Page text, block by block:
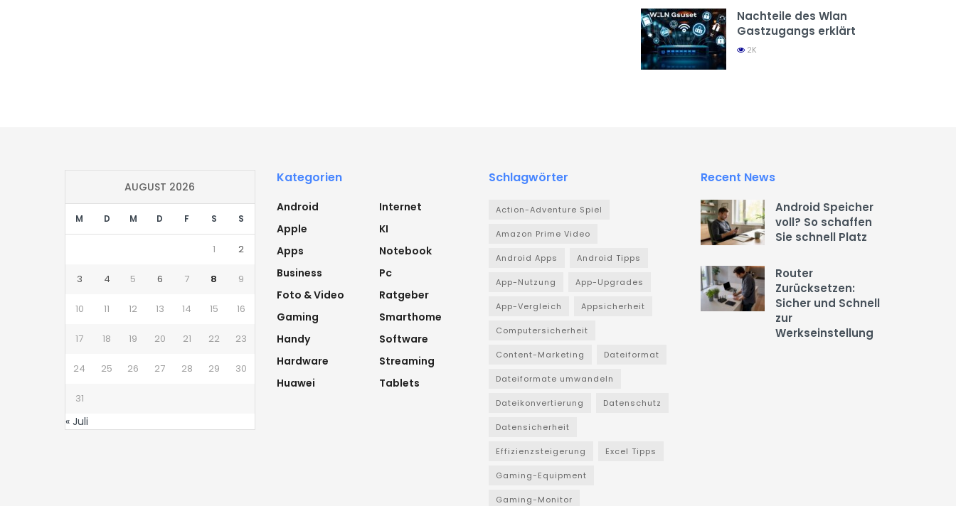
Nachteile des Wlan
Gastzugangs erklärt
2K
AUGUST 2026
M D M D F S S
1 2
3 4 5 6 7 8 9
10 11 12 13 14 15 16
17 18 19 20 21 22 23
24 25 26 27 28 29 30
31
« Juli
Kategorien
Android
Apple
Apps
Business
Foto & Video
Gaming
Handy
Hardware
Huawei
Internet
KI
Notebook
Pc
Ratgeber
Smarthome
Software
Streaming
Tablets
Schlagwörter
Action-Adventure Spiel
Amazon Prime Video
Android Apps Android Tipps
App-Nutzung App-Upgrades
App-Vergleich Appsicherheit
Computersicherheit
Content-Marketing Dateiformat
Dateiformate umwandeln
Dateikonvertierung Datenschutz
Datensicherheit
Effizienzsteigerung Excel Tipps
Gaming-Equipment
Gaming-Monitor
Recent News
Android Speicher
voll? So schaffen
Sie schnell Platz
Router
Zurücksetzen:
Sicher und Schnell
zur
Werkseinstellung